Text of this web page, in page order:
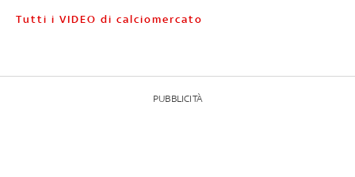
Tutti i VIDEO di calciomercato
PUBBLICITÀ